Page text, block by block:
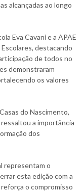
alcançadas ao longo
Eva Cavani e a APAE
destacando
de todos no
demonstraram
os valores
do Nascimento,
a importância
dos
representam o
esta edição com a
reforça o compromisso